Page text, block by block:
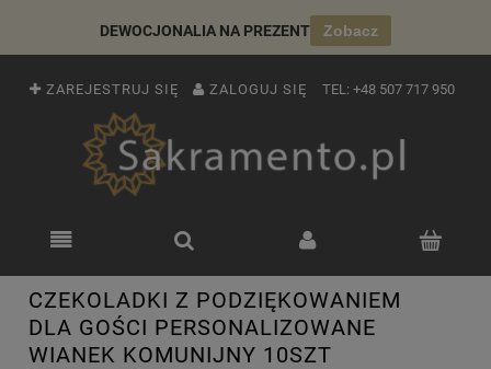
DEWOCJONALIA NA PREZENT Zobacz
ZAREJESTRUJ SIĘ ZALOGUJ SIĘ TEL: +48 507 717 950
CZEKOLADKI Z PODZIĘKOWANIEM
DLA GOŚCI PERSONALIZOWANE
WIANEK KOMUNIJNY 10SZT